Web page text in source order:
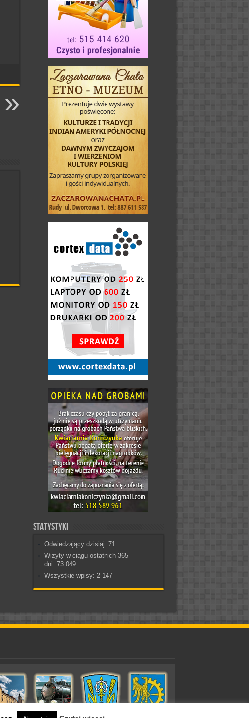
Statystyki
Odwiedzający dzisiaj: 71
Wizyty w ciągu ostatnich 365
dni: 73 049
Wszystkie wpisy: 2 147